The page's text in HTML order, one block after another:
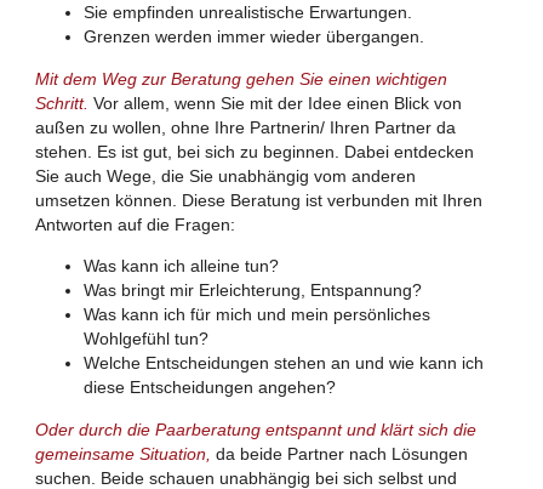
Sie empfinden unrealistische Erwartungen.
Grenzen werden immer wieder übergangen.
Mit dem Weg zur Beratung gehen Sie einen wichtigen
Schritt. Vor allem, wenn Sie mit der Idee einen Blick von
außen zu wollen, ohne Ihre Partnerin/ Ihren Partner da
stehen. Es ist gut, bei sich zu beginnen. Dabei entdecken
Sie auch Wege, die Sie unabhängig vom anderen
umsetzen können. Diese Beratung ist verbunden mit Ihren
Antworten auf die Fragen:
Was kann ich alleine tun?
Was bringt mir Erleichterung, Entspannung?
Was kann ich für mich und mein persönliches
Wohlgefühl tun?
Welche Entscheidungen stehen an und wie kann ich
diese Entscheidungen angehen?
Oder durch die Paarberatung entspannt und klärt sich die
gemeinsame Situation, da beide Partner nach Lösungen
suchen. Beide schauen unabhängig bei sich selbst und